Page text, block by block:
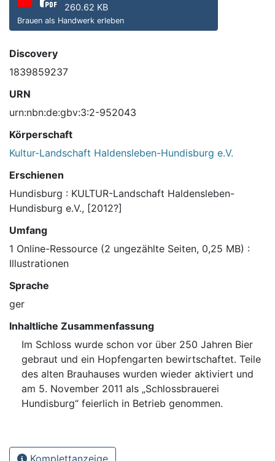
260.62 KB
Brauen als Handwerk erleben
Discovery
1839859237
URN
urn:nbn:de:gbv:3:2-952043
Körperschaft
Kultur-Landschaft Haldensleben-Hundisburg e.V.
Erschienen
Hundisburg : KULTUR-Landschaft Haldensleben-
Hundisburg e.V., [2012?]
Umfang
1 Online-Ressource (2 ungezählte Seiten, 0,25 MB) :
Illustrationen
Sprache
ger
Inhaltliche Zusammenfassung
Im Schloss wurde schon vor über 250 Jahren Bier
gebraut und ein Hopfengarten bewirtschaftet. Teile
des alten Brauhauses wurden wieder aktiviert und
am 5. November 2011 als „Schlossbrauerei
Hundisburg“ feierlich in Betrieb genommen.